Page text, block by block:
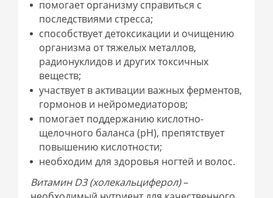
помогает организму справиться с
последствиями стресса;
способствует детоксикации и очищению
организма от тяжелых металлов,
радионуклидов и других токсичных
веществ;
участвует в активации важных ферментов,
гормонов и нейромедиаторов;
помогает поддержанию кислотно-
щелочного баланса (рН), препятствует
повышению кислотности;
необходим для здоровья ногтей и волос.
Витамин D3 (холекальциферол)–